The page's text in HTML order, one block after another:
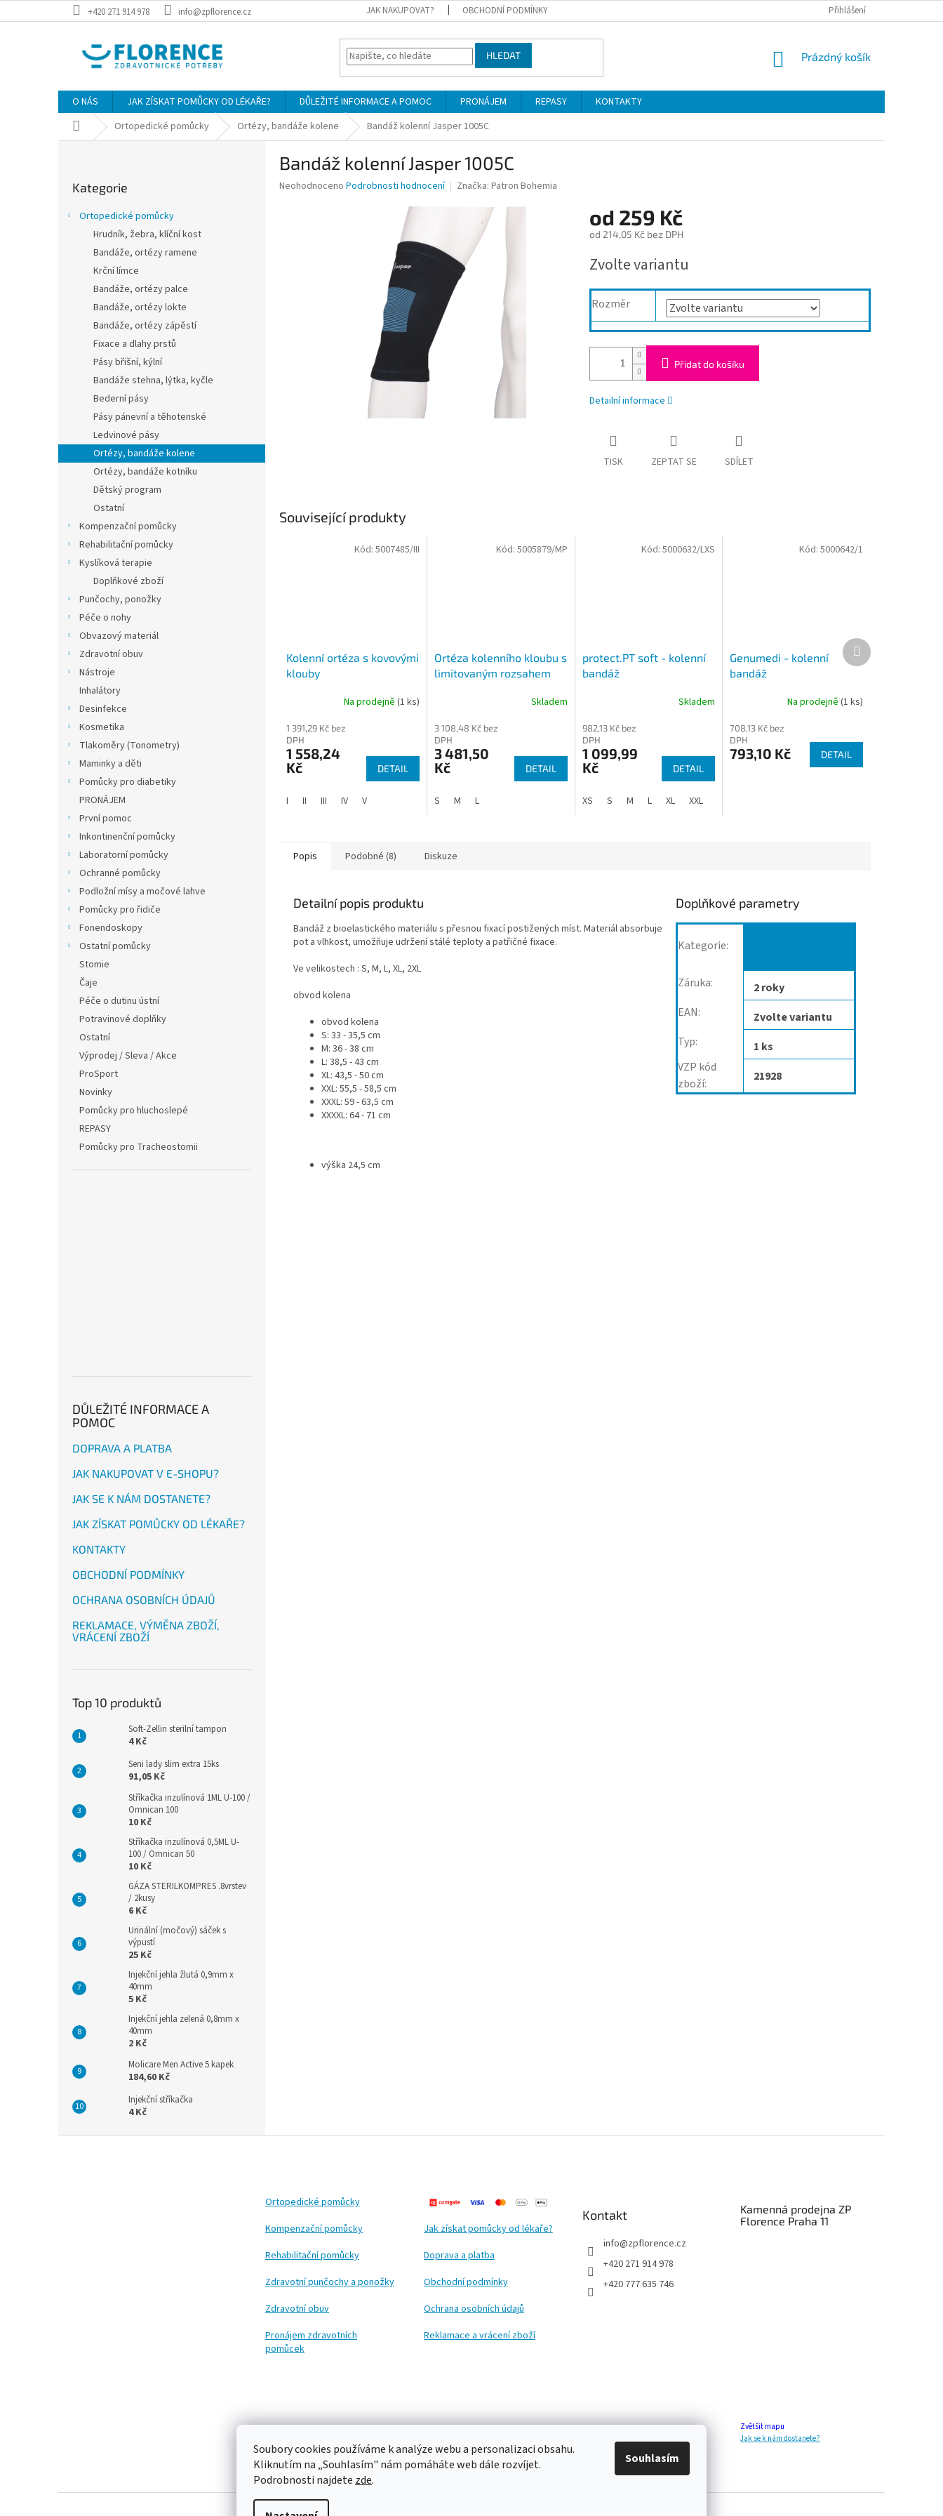
Soubory cookies používáme k analýze webu a personalizaci obsahu.
Kliknutím na „Souhlasím" nám pomáháte web dále rozvíjet.
Podrobnosti najdete zde.
Souhlasím
na
+420 271 914 978 info@zpflorence.cz JAK NAKUPOVAT? OBCHODNÍ PODMÍNKY Přihlášení
HLEDAT
NÁKUPNÍ
Prázdný košík
O NÁS JAK ZÍSKAT POMŮCKY OD LÉKAŘE? DŮLEŽITÉ INFORMACE A POMOC PRONÁJEM REPASY
KONTAKTY
Domů Ortopedické pomůcky Ortézy, bandáže kolene Bandáž kolenní Jasper 1005C
kategorie
Kategorie
Ortopedické pomůcky
Hrudník, žebra, klíční kost
Bandáže, ortézy ramene
Krční límce
Bandáže, ortézy palce
Bandáže, ortézy lokte
Bandáže, ortézy zápěstí
Fixace a dlahy prstů
Pásy břišní, kýlní
Bandáže stehna, lýtka, kyčle
Bederní pásy
Pásy pánevní a těhotenské
Ledvinové pásy
Ortézy, bandáže kolene
Ortézy, bandáže kotníku
Dětský program
Ostatní
Kompenzační pomůcky
Rehabilitační pomůcky
Kyslíková terapie
Doplňkové zboží
Punčochy, ponožky
Péče o nohy
Obvazový materiál
Zdravotní obuv
Nástroje
Inhalátory
Desinfekce
Kosmetika
Tlakoměry (Tonometry)
Maminky a děti
Pomůcky pro diabetiky
PRONÁJEM
První pomoc
Inkontinenční pomůcky
Laboratorní pomůcky
Ochranné pomůcky
Podložní mísy a močové lahve
Pomůcky pro řidiče
Fonendoskopy
Ostatní pomůcky
Stomie
Čaje
Péče o dutinu ústní
Potravinové doplňky
Ostatní
Výprodej / Sleva / Akce
ProSport
Novinky
Pomůcky pro hluchoslepé
REPASY
Pomůcky pro Tracheostomii
DŮLEŽITÉ INFORMACE A
POMOC
DOPRAVA A PLATBA
JAK NAKUPOVAT V E-SHOPU?
JAK SE K NÁM DOSTANETE?
JAK ZÍSKAT POMŮCKY OD LÉKAŘE?
KONTAKTY
OBCHODNÍ PODMÍNKY
OCHRANA OSOBNÍCH ÚDAJŮ
REKLAMACE, VÝMĚNA ZBOŽÍ,
VRÁCENÍ ZBOŽÍ
Top 10 produktů
Soft-Zellin sterilní tampon
4 Kč
Seni lady slim extra 15ks
91,05 Kč
Stříkačka inzulínová 1ML U-100 /
Omnican 100
10 Kč
Stříkačka inzulínová 0,5ML U-
100 / Omnican 50
10 Kč
GÁZA STERILKOMPRES .8vrstev
/ 2kusy
6 Kč
Urinální (močový) sáček s
výpustí
25 Kč
Injekční jehla žlutá 0,9mm x
40mm
5 Kč
Injekční jehla zelená 0,8mm x
40mm
2 Kč
Molicare Men Active 5 kapek
184,60 Kč
Injekční stříkačka
4 Kč
Bandáž kolenní Jasper 1005C
Průměrné
Neohodnoceno Podrobnosti hodnocení Značka: Patron Bohemia
od 259 Kč
od 214,05 Kčbez DPH
cena:
Zvolte variantu
Rozměr
Přidat do košíku
Detailní informace
TISK ZEPTAT SE SDÍLET
Související produkty
Kolenní ortéza s kovovými
klouby
Na prodejně (1 ks)
1 391,29 Kč bez
DPH
1 558,24
Kč
DETAIL
I II III IV V
Kód: 5007485/III
Ortéza kolenního kloubu s
limitovaným rozsahem
Skladem
3 108,48 Kč bez
DPH
3 481,50
Kč
DETAIL
S M L
Kód: 5005879/MP
protect.PT soft - kolenní
bandáž
Skladem
982,13 Kč bez
DPH
1 099,99
Kč
DETAIL
XS S M L XL XXL
Kód:5000632/LXS
Genumedi - kolenní
bandáž
Na prodejně (1 ks)
708,13 Kč bez
DPH
793,10 Kč DETAIL
Kód: 5000642/1
Další
produkt
Popis Podobné (8) Diskuze
Detailní popis produktu
Bandáž z bioelastického materiálu s přesnou fixací postižených míst. Materiál absorbuje
pot a vlhkost, umožňuje udržení stálé teploty a patřičné fixace.
Ve velikostech : S, M, L, XL, 2XL
obvod kolena
obvod kolena
S: 33 - 35,5 cm
M: 36 - 38 cm
L: 38,5 - 43 cm
XL: 43,5 - 50 cm
XXL: 55,5 - 58,5 cm
XXXL: 59 - 63,5 cm
XXXXL: 64 - 71 cm
výška 24,5 cm
Doplňkové parametry
Kategorie:
Záruka:
2 roky
EAN:
Zvolte variantu
Typ:
1 ks
VZP kód
zboží: 21928
Ortopedické pomůcky
Kompenzační pomůcky
Rehabilitační pomůcky
Zdravotní punčochy a ponožky
Zdravotní obuv
Pronájem zdravotních
pomůcek
Jak získat pomůcky od lékaře?
Doprava a platba
Obchodní podmínky
Ochrana osobních údajů
Reklamace a vrácení zboží
Kontakt
info@zpflorence.cz
+420 271 914 978
+420 777 635 746
Kamenná prodejna ZP
Florence Praha 11
Zvětšit mapu
Jak se k nám dostanete?